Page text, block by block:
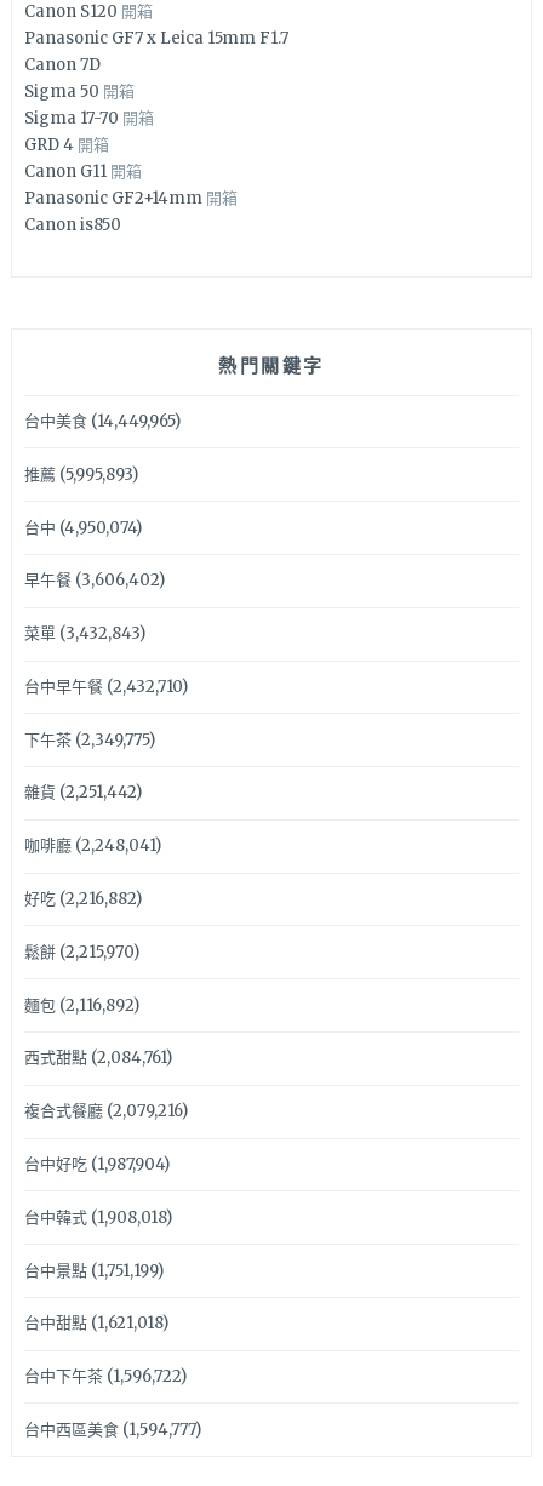
Canon S120 開箱
Panasonic GF7 x Leica 15mm F1.7
Canon 7D
Sigma 50 開箱
Sigma 17-70 開箱
GRD 4 開箱
Canon G11 開箱
Panasonic GF2+14mm 開箱
Canon is850
熱門關鍵字
台中美食(14,449,965)
推薦(5,995,893)
台中 (4,950,074)
早午餐(3,606,402)
菜單(3,432,843)
台中早午餐(2,432,710)
下午茶(2,349,775)
雜貨 (2,251,442)
咖啡廳(2,248,041)
好吃(2,216,882)
鬆餅(2,215,970)
麵包(2,116,892)
西式甜點(2,084,761)
複合式餐廳(2,079,216)
台中好吃(1,987,904)
台中韓式(1,908,018)
台中景點(1,751,199)
台中甜點(1,621,018)
台中下午茶(1,596,722)
台中西區美食(1,594,777)